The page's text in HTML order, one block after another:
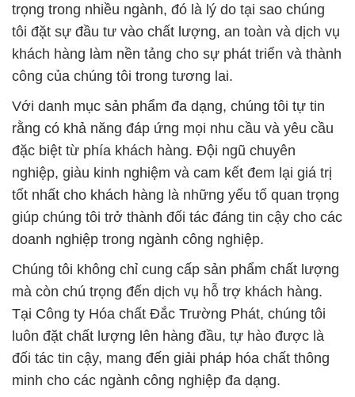
trọng trong nhiều ngành, đó là lý do tại sao chúng
tôi đặt sự đầu tư vào chất lượng, an toàn và dịch vụ
khách hàng làm nền tảng cho sự phát triển và thành
công của chúng tôi trong tương lai.
Với danh mục sản phẩm đa dạng, chúng tôi tự tin
rằng có khả năng đáp ứng mọi nhu cầu và yêu cầu
đặc biệt từ phía khách hàng. Đội ngũ chuyên
nghiệp, giàu kinh nghiệm và cam kết đem lại giá trị
tốt nhất cho khách hàng là những yếu tố quan trọng
giúp chúng tôi trở thành đối tác đáng tin cậy cho các
doanh nghiệp trong ngành công nghiệp.
Chúng tôi không chỉ cung cấp sản phẩm chất lượng
mà còn chú trọng đến dịch vụ hỗ trợ khách hàng.
Tại Công ty Hóa chất Đắc Trường Phát, chúng tôi
luôn đặt chất lượng lên hàng đầu, tự hào được là
đối tác tin cậy, mang đến giải pháp hóa chất thông
minh cho các ngành công nghiệp đa dạng.